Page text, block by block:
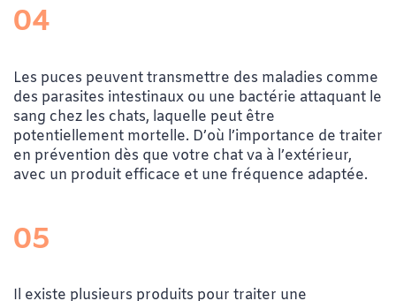
04
Les puces peuvent transmettre des maladies comme
des parasites intestinaux ou une bactérie attaquant le
sang chez les chats, laquelle peut être
potentiellement mortelle. D’où l’importance de traiter
en prévention dès que votre chat va à l’extérieur,
avec un produit efficace et une fréquence adaptée.
05
Il existe plusieurs produits pour traiter une